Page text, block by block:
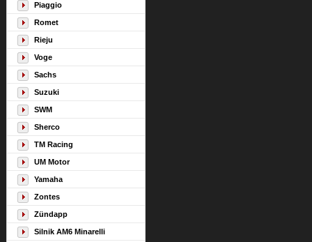
Piaggio
Romet
Rieju
Voge
Sachs
Suzuki
SWM
Sherco
TM Racing
UM Motor
Yamaha
Zontes
Zündapp
Silnik AM6 Minarelli